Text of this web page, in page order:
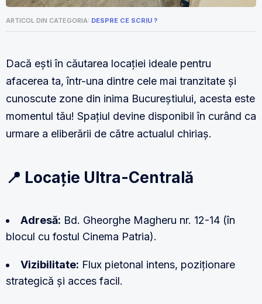
ARTICOL DIN CATEGORIA: DESPRE CE SCRIU ?
Dacă ești în căutarea locației ideale pentru
afacerea ta, într-una dintre cele mai tranzitate și
cunoscute zone din inima Bucureștiului, acesta este
momentul tău! Spațiul devine disponibil în curând ca
urmare a eliberării de către actualul chiriaș.
📍 Locație Ultra-Centrală
Adresă: Bd. Gheorghe Magheru nr. 12-14 (în
blocul cu fostul Cinema Patria).
Vizibilitate: Flux pietonal intens, poziționare
strategică și acces facil.